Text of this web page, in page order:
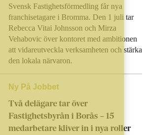
Svensk Fastighetsförmedling får nya
franchisetagare i Bromma. Den 1 juli tar
Rebecca Vitai Johnsson och Mirza
Vehabovic över kontoret med ambitionen
att vidareutveckla verksamheten och stärka
den lokala närvaron.
Ny På Jobbet
Två delägare tar över
Fastighetsbyrån i Borås – 15
medarbetare kliver in i nya roller